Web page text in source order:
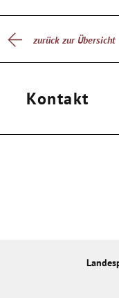
zurück zur Übersicht
Kontakt